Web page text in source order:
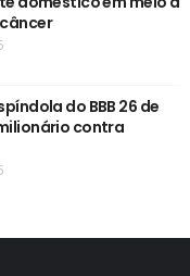
do BBB 26 de
contra